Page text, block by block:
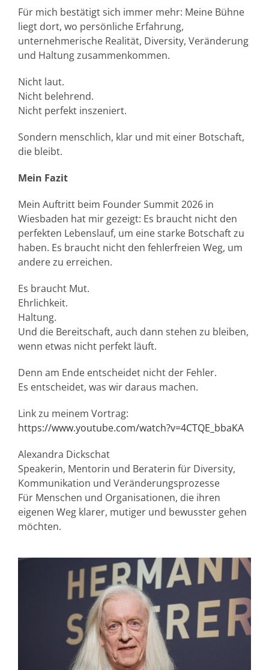
Für mich bestätigt sich immer mehr: Meine Bühne
liegt dort, wo persönliche Erfahrung,
unternehmerische Realität, Diversity, Veränderung
und Haltung zusammenkommen.
Nicht laut.
Nicht belehrend.
Nicht perfekt inszeniert.
Sondern menschlich, klar und mit einer Botschaft,
die bleibt.
Mein Fazit
Mein Auftritt beim Founder Summit 2026 in
Wiesbaden hat mir gezeigt: Es braucht nicht den
perfekten Lebenslauf, um eine starke Botschaft zu
haben. Es braucht nicht den fehlerfreien Weg, um
andere zu erreichen.
Es braucht Mut.
Ehrlichkeit.
Haltung.
Und die Bereitschaft, auch dann stehen zu bleiben,
wenn etwas nicht perfekt läuft.
Denn am Ende entscheidet nicht der Fehler.
Es entscheidet, was wir daraus machen.
Link zu meinem Vortrag:
https://www.youtube.com/watch?v=4CTQE_bbaKA
Alexandra Dickschat
Speakerin, Mentorin und Beraterin für Diversity,
Kommunikation und Veränderungsprozesse
Für Menschen und Organisationen, die ihren
eigenen Weg klarer, mutiger und bewusster gehen
möchten.